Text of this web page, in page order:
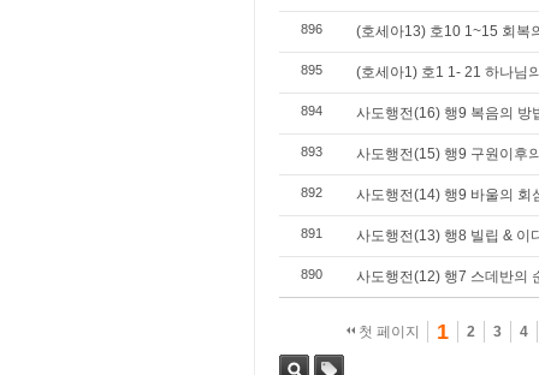
896 (호세아13) 호10 1~15 회복
895 (호세아1) 호1 1- 21 하나님
894 사도행전(16) 행9 복음의 방
893 사도행전(15) 행9 구원이후
892 사도행전(14) 행9 바울의 회
891 사도행전(13) 행8 빌립 & 이
890 사도행전(12) 행7 스데반의
첫 페이지 1 2 3 4